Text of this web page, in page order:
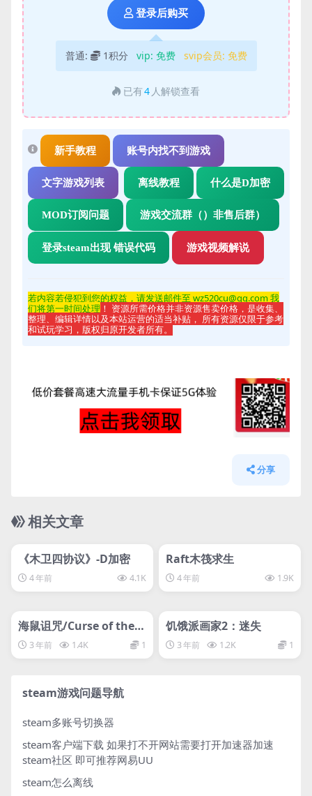
登录后购买
普通: 1积分 vip: 免费 svip会员: 免费
已有4 人解锁查看
新手教程 账号内找不到游戏
文字游戏列表 离线教程 什么是D加密
MOD订阅问题 游戏交流群（）非售后群）
登录steam出现 错误代码 游戏视频解说
若内容若侵犯到您的权益，请发送邮件至 wz520cu@qq.com 我
们将第一时间处理 ！ 资源所需价格并非资源售卖价格，是收集、
整理、编辑详情以及本站运营的适当补贴， 所有资源仅限于参考
和试玩学习，版权归原开发者所有。
分享
相关文章
svip专属
《木卫四协议》-D加密
4 年前 4.1K
Raft木筏求生
4 年前 1.9K
svip专属
海鼠诅咒/Curse of the S
ea Rats
3 年前 1.4K 1
饥饿派画家2：迷失
3 年前 1.2K 1
steam游戏问题导航
steam多账号切换器
steam客户端下载 如果打不开网站需要打开加速器加速
steam社区 即可推荐网易UU
steam怎么离线